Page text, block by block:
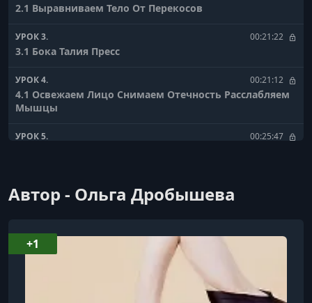
2.1 Выравниваем Тело От Перекосов
УРОК 3. 00:21:22
3.1 Бока Талия Пресс
УРОК 4. 00:21:12
4.1 Освежаем Лицо Снимаем Отечность Расслабляем
Мышцы
УРОК 5. 00:25:47
6.1 Рельефные И Подтянутые Руки
7.1 Укрепление тазового дна и ягодиц
8.1 Топ приемов от проблем в шее
Автор - Ольга Дробышева
+1